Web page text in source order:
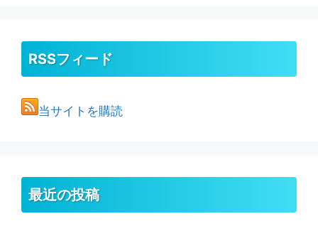
RSSフィード
当サイトを購読
最近の投稿